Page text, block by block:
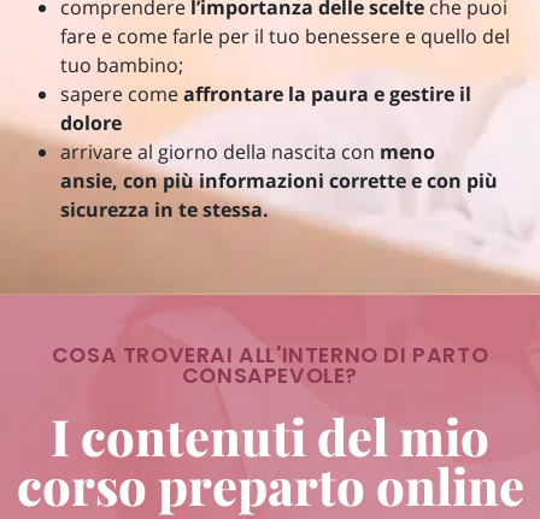
comprendere l’importanza delle scelte che puoi
fare e come farle per il tuo benessere e quello del
tuo bambino;
sapere comeaffrontare la paura e gestire il
dolore
arrivare al giorno della nascita con meno
ansie, con più informazioni corrette e con più
sicurezza in te stessa.
COSA TROVERAI ALL'INTERNO DI PARTO
CONSAPEVOLE?
I contenuti del mio
corso preparto online​